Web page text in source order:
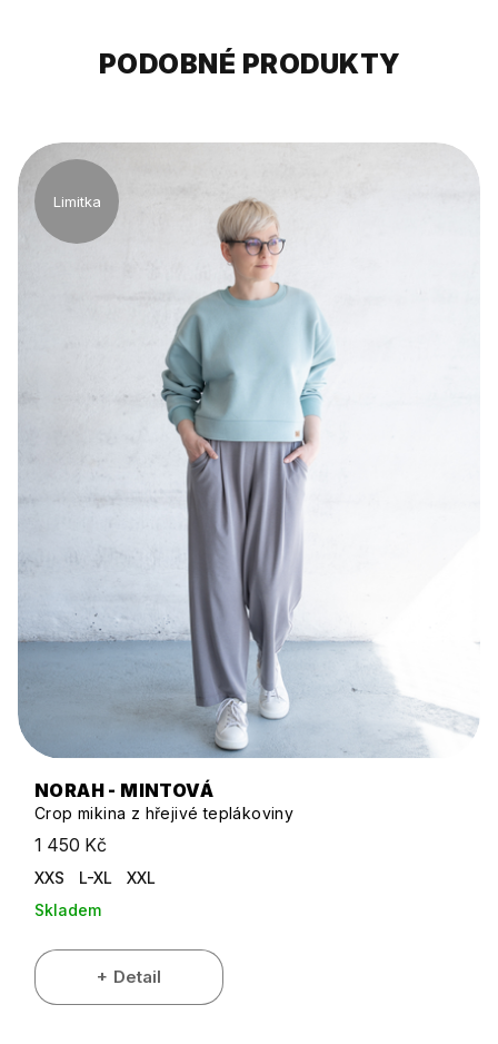
PODOBNÉ PRODUKTY
Limitka
NORAH - MINTOVÁ
Crop mikina z hřejivé teplákoviny
1 450 Kč
XXS L-XL
XXL
Skladem
Detail